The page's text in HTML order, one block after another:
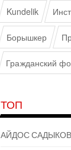
Kundelik
Борышкер
Гражданский
ТОП
АЙДОС